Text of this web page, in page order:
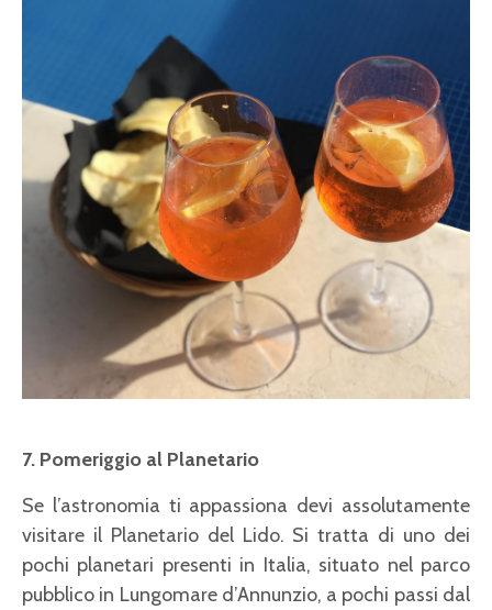
7. Pomeriggio al Planetario
Se l’astronomia ti appassiona devi assolutamente
visitare il Planetario del Lido. Si tratta di uno dei
pochi planetari presenti in Italia, situato nel parco
pubblico in Lungomare d’Annunzio, a pochi passi dal